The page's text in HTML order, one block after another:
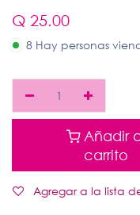
Q 25.00
8 Hay personas
Añadir
carrito
Agregar a la lista